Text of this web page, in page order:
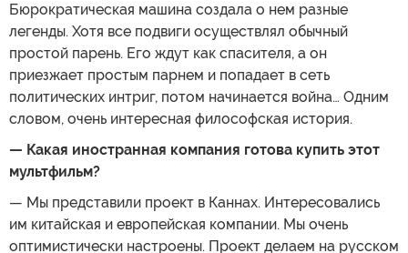
Бюрократическая машина создала о нем разные
легенды. Хотя все подвиги осуществлял обычный
простой парень. Его ждут как спасителя, а он
приезжает простым парнем и попадает в сеть
политических интриг, потом начинается война… Одним
словом, очень интересная философская история.
— Какая иностранная компания готова купить этот
мультфильм?
— Мы представили проект в Каннах. Интересовались
им китайская и европейская компании. Мы очень
оптимистически настроены. Проект делаем на русском